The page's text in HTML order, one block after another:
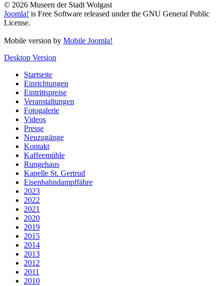
© 2026 Museen der Stadt Wolgast
Joomla! is Free Software released under the GNU General Public
License.
Mobile version by Mobile Joomla!
Desktop Version
Startseite
Einrichtungen
Eintrittspreise
Veranstaltungen
Fotogalerie
Videos
Presse
Neuzugänge
Kontakt
Kaffeemühle
Rungehaus
Kapelle St. Gertrud
Eisenbahndampffähre
2023
2022
2021
2020
2019
2015
2014
2013
2012
2011
2010